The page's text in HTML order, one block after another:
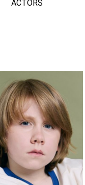
ACTORS